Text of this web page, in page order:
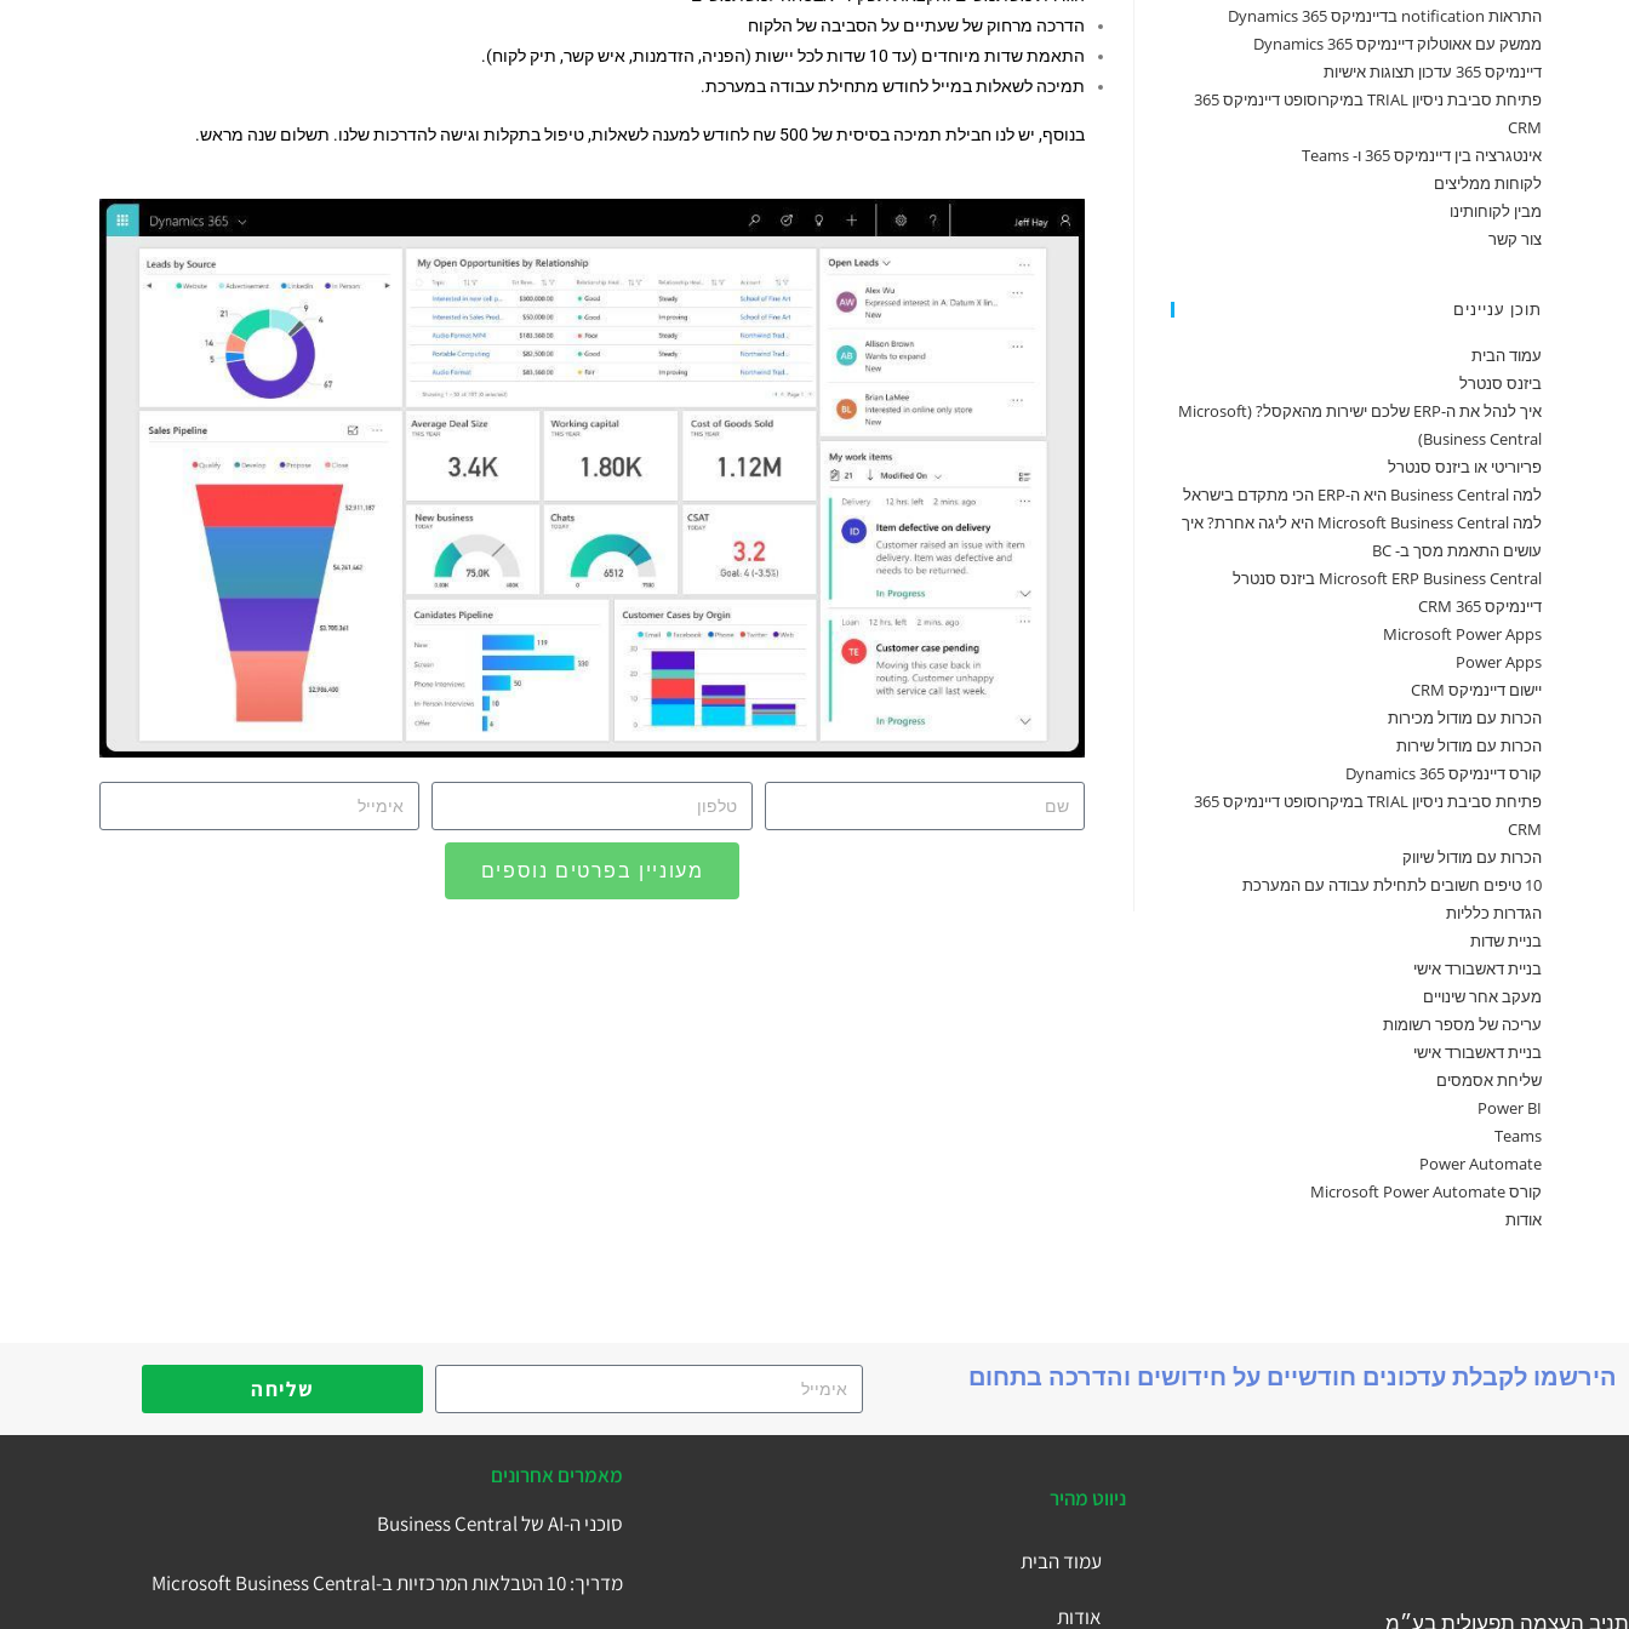
הדרכה מרחוק של שעתיים על הסביבה של הלקוח
התאמת שדות מיוחדים (עד 10 שדות לכל יישות (הפניה, הזדמנות, איש קשר, תיק לקוח).
תמיכה לשאלות במייל לחודש מתחילת עבודה במערכת.
בנוסף, יש לנו חבילת תמיכה בסיסית של 500 שח לחודש למענה לשאלות, טיפול בתקלות וגישה להדרכות שלנו. תשלום שנה מראש.
מעוניין בפרטים נוספים
התראות notification בדיינמיקס 365 Dynamics
ממשק עם אאוטלוק דיינמיקס 365 Dynamics
דיינמיקס 365 עדכון תצוגות אישיות
פתיחת סביבת ניסיון TRIAL במיקרוסופט דיינמיקס 365
CRM
אינטגרציה בין דיינמיקס 365 ו- Teams
לקוחות ממליצים
מבין לקוחותינו
צור קשר
תוכן עניינים
עמוד הבית
ביזנס סנטרל
איך לנהל את ה-ERP שלכם ישירות מהאקסל? (Microsoft
Business Central)
פריוריטי או ביזנס סנטרל
למה Business Central היא ה-ERP הכי מתקדם בישראל
למה Microsoft Business Central היא ליגה אחרת? איך
עושים התאמת מסך ב- BC
Microsoft ERP Business Central ביזנס סנטרל
דיינמיקס 365 CRM
Microsoft Power Apps
Power Apps
יישום דיינמיקס CRM
הכרות עם מודול מכירות
הכרות עם מודול שירות
קורס דיינמיקס 365 Dynamics
פתיחת סביבת ניסיון TRIAL במיקרוסופט דיינמיקס 365
CRM
הכרות עם מודול שיווק
10 טיפים חשובים לתחילת עבודה עם המערכת
הגדרות כלליות
בניית שדות
בניית דאשבורד אישי
מעקב אחר שינויים
עריכה של מספר רשומות
בניית דאשבורד אישי
שליחת אסמסים
Power BI
Teams
Power Automate
קורס Microsoft Power Automate
אודות
הירשמו לקבלת עדכונים חודשיים על חידושים והדרכה בתחום שליחה
תניב העצמה תפעולית בע״מ
ניווט מהיר
עמוד הבית
אודות
מאמרים אחרונים
סוכני ה-AI של Business Central
מדריך: 10 הטבלאות המרכזיות ב-Microsoft Business Central